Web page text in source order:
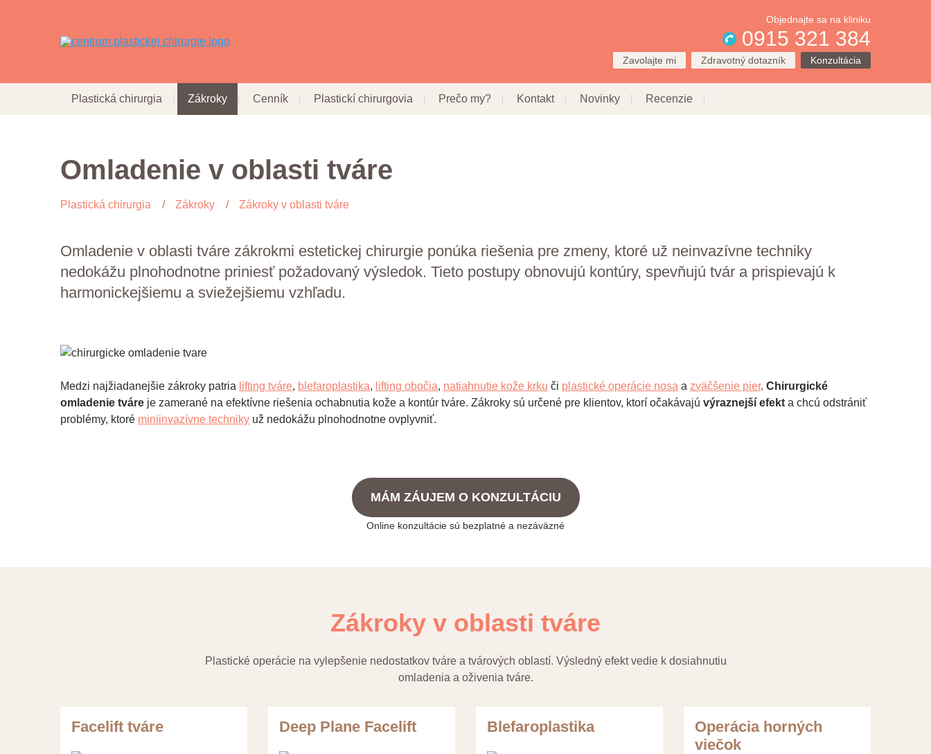
Objednajte sa na kliniku
0915 321 384
Zavolajte mi Zdravotný dotazník Konzultácia
Plastická chirurgia Zákroky Cenník Plastickí chirurgovia Prečo my? Kontakt Novinky Recenzie
Omladenie v oblasti tváre
Plastická chirurgia Zákroky Zákroky v oblasti tváre
Omladenie v oblasti tváre zákrokmi estetickej chirurgie ponúka riešenia pre zmeny, ktoré už neinvazívne techniky
nedokážu plnohodnotne priniesť požadovaný výsledok. Tieto postupy obnovujú kontúry, spevňujú tvár a prispievajú k
harmonickejšiemu a sviežejšiemu vzhľadu.
Medzi najžiadanejšie zákroky patria lifting tváre, blefaroplastika, lifting obočia, natiahnutie kože krku či plastické operácie nosa a zväčšenie pier. Chirurgické
omladenie tváre je zamerané na efektívne riešenia ochabnutia kože a kontúr tváre. Zákroky sú určené pre klientov, ktorí očakávajú výraznejší efekt a chcú odstrániť
problémy, ktoré miniinvazívne techniky už nedokážu plnohodnotne ovplyvniť.
MÁM ZÁUJEM O KONZULTÁCIU
Online konzultácie sú bezplatné a nezáväzné
Zákroky v oblasti tváre
Plastické operácie na vylepšenie nedostatkov tváre a tvárových oblastí. Výsledný efekt vedie k dosiahnutiu
omladenia a oživenia tváre.
Facelift tváre Deep Plane Facelift Blefaroplastika
Operácia horných
viečok